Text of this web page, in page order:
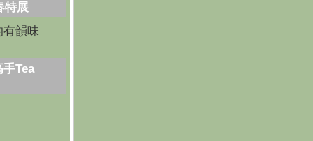
特展
有韻味
Tea